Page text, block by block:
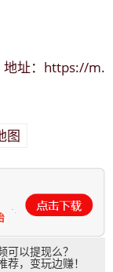
址： https://m.
图
可以提现么？
，变玩边赚！